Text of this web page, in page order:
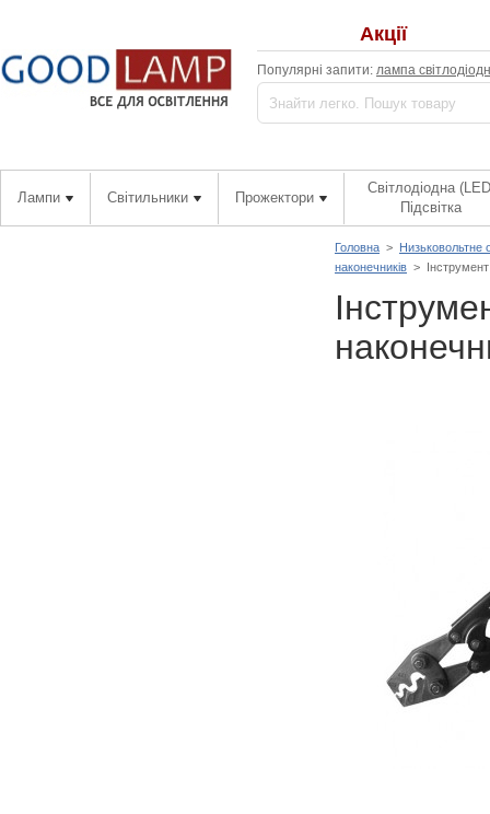
Акції
Популярні запити: лампа
Лампи Світильники Прожектори
Світлодіодна
Підсвітка
Головна > Низьковольтне
наконечників >